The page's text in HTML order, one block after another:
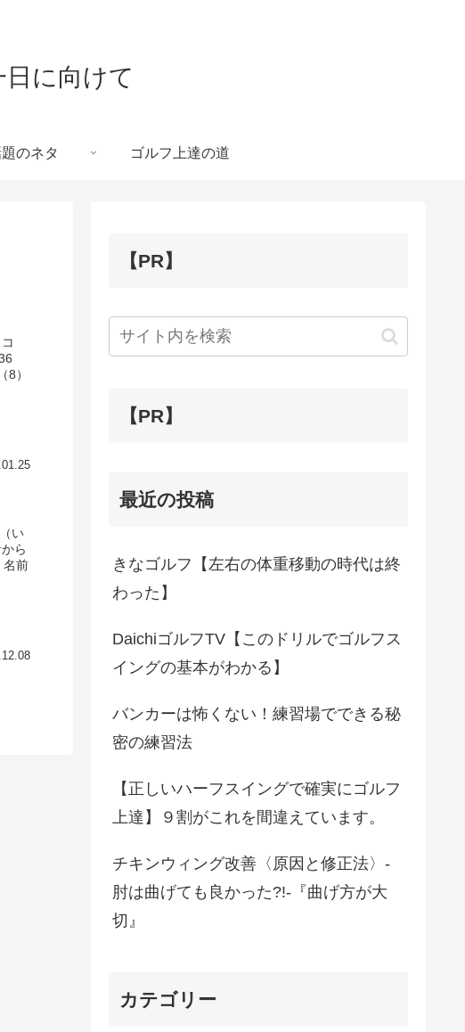
に向けて
のネタ ゴルフ上達の道
）
い
ら
名前
【PR】
【PR】
最近の投稿
きなゴルフ【左右の体重移動の時代は終
わった】
DaichiゴルフTV【このドリルでゴルフス
イングの基本がわかる】
バンカーは怖くない！練習場でできる秘
密の練習法
【正しいハーフスイングで確実にゴルフ
上達】９割がこれを間違えています。
チキンウィング改善〈原因と修正法〉-
肘は曲げても良かった?!-『曲げ方が大
切』
カテゴリー